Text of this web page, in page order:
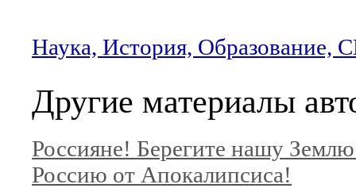
Наука, История, Образование,
Другие материалы
Россияне! Берегите нашу
Россию от Апокалипсиса!